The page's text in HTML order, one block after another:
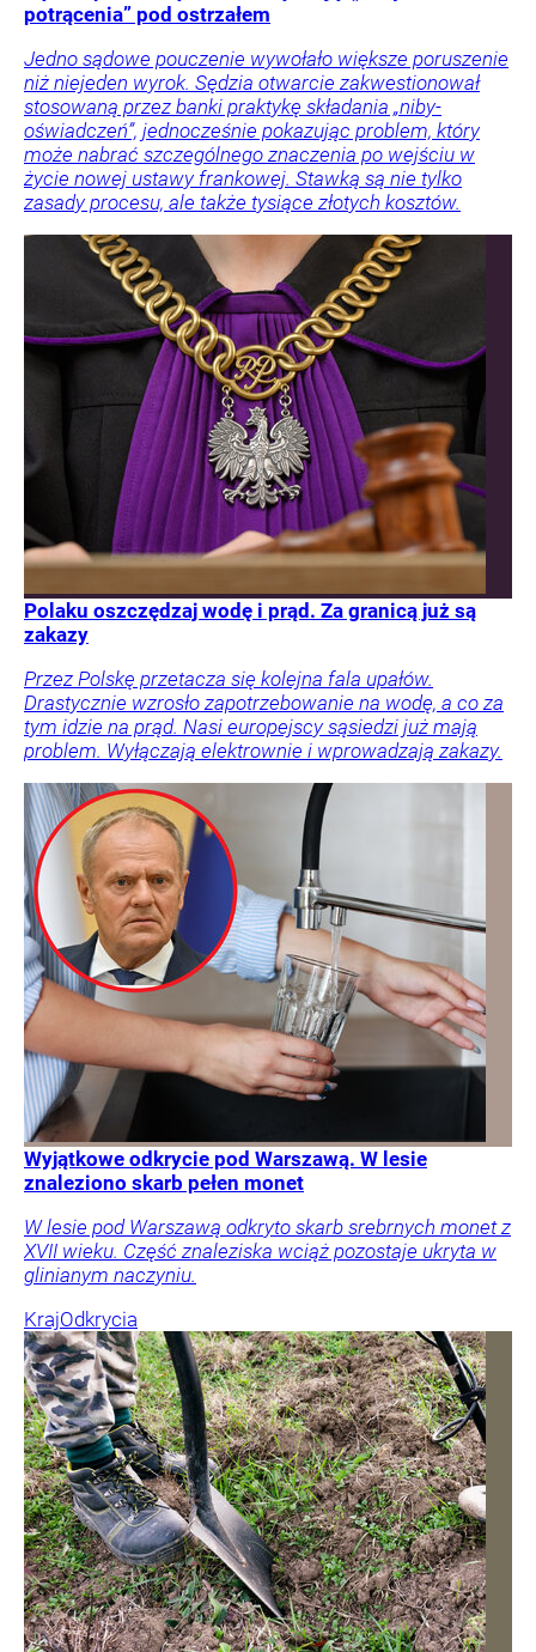
potrącenia” pod ostrzałem
Jedno sądowe pouczenie wywołało większe poruszenie
niż niejeden wyrok. Sędzia otwarcie zakwestionował
stosowaną przez banki praktykę składania „niby-
oświadczeń”, jednocześnie pokazując problem, który
może nabrać szczególnego znaczenia po wejściu w
życie nowej ustawy frankowej. Stawką są nie tylko
zasady procesu, ale także tysiące złotych kosztów.
Polaku oszczędzaj wodę i prąd. Za granicą już są
zakazy
Przez Polskę przetacza się kolejna fala upałów.
Drastycznie wzrosło zapotrzebowanie na wodę, a co za
tym idzie na prąd. Nasi europejscy sąsiedzi już mają
problem. Wyłączają elektrownie i wprowadzają zakazy.
Wyjątkowe odkrycie pod Warszawą. W lesie
znaleziono skarb pełen monet
W lesie pod Warszawą odkryto skarb srebrnych monet z
XVII wieku. Część znaleziska wciąż pozostaje ukryta w
glinianym naczyniu.
KrajOdkrycia